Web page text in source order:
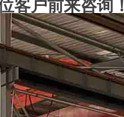
客户前来咨询！
X